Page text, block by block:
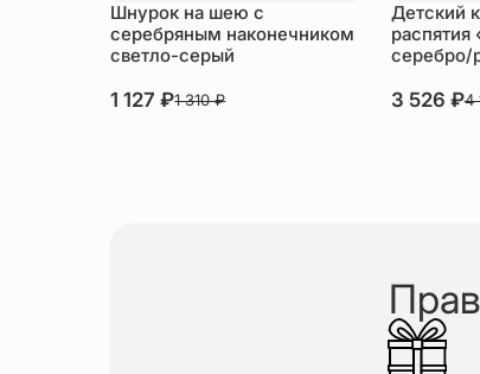
Шнурок на шею с
серебряным наконечником
светло-серый
1 127₽1 310₽
Детский
серебро/
3 526 ₽4